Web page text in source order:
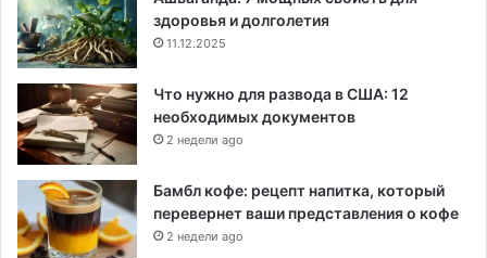
здоровья и долголетия
11.12.2025
Что нужно для развода в США: 12
необходимых документов
2 недели ago
Бамбл кофе: рецепт напитка, который
перевернет ваши представления о кофе
2 недели ago